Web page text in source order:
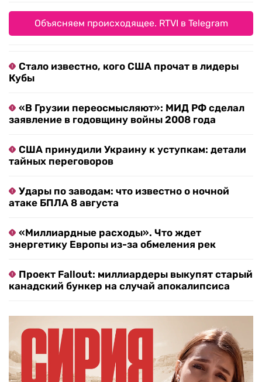
Объясняем происходящее. RTVI в Telegram
Стало известно, кого США прочат в лидеры
Кубы
«В Грузии переосмысляют»: МИД РФ сделал
заявление в годовщину войны 2008 года
США принудили Украину к уступкам: детали
тайных переговоров
Удары по заводам: что известно о ночной
атаке БПЛА 8 августа
«Миллиардные расходы». Что ждет
энергетику Европы из-за обмеления рек
Проект Fallout: миллиардеры выкупят старый
канадский бункер на случай апокалипсиса